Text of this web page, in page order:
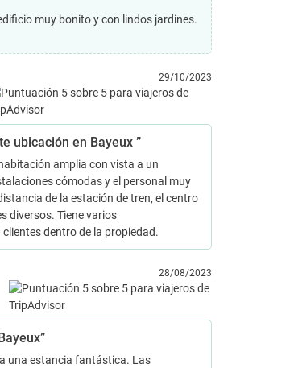
muy bonito y con lindos jardines.
29/10/2023
ubicación en Bayeux ”
amplia con vista a un
cómodas y el personal muy
de la estación de tren, el centro
diversos. Tiene varios
dentro de la propiedad.
28/08/2023
una estancia fantástica. Las